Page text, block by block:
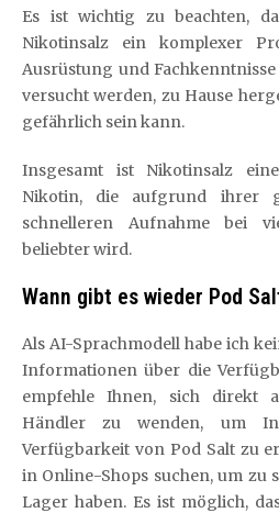
Es ist wichtig zu beachten,
Nikotinsalz ein komplexer
Ausrüstung und
versucht werden, zu Hause
gefährlich sein kann.
Insgesamt ist Nikotinsalz
Nikotin, die aufgrund ihrer
schnelleren Aufnahme bei
beliebter wird.
Wann gibt es wieder Pod
Als AI-Sprachmodell habe ich
Informationen über die
empfehle Ihnen, sich direkt
Händler zu wenden, um
Verfügbarkeit von Pod Salt zu
in Online-Shops suchen, um zu
Lager haben. Es ist möglich,